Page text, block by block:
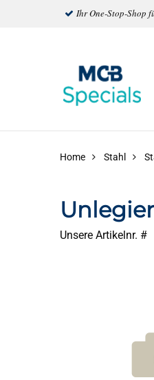
Ihr One-Stop-Shop
Home Stahl
Unsere Artikelnr. #